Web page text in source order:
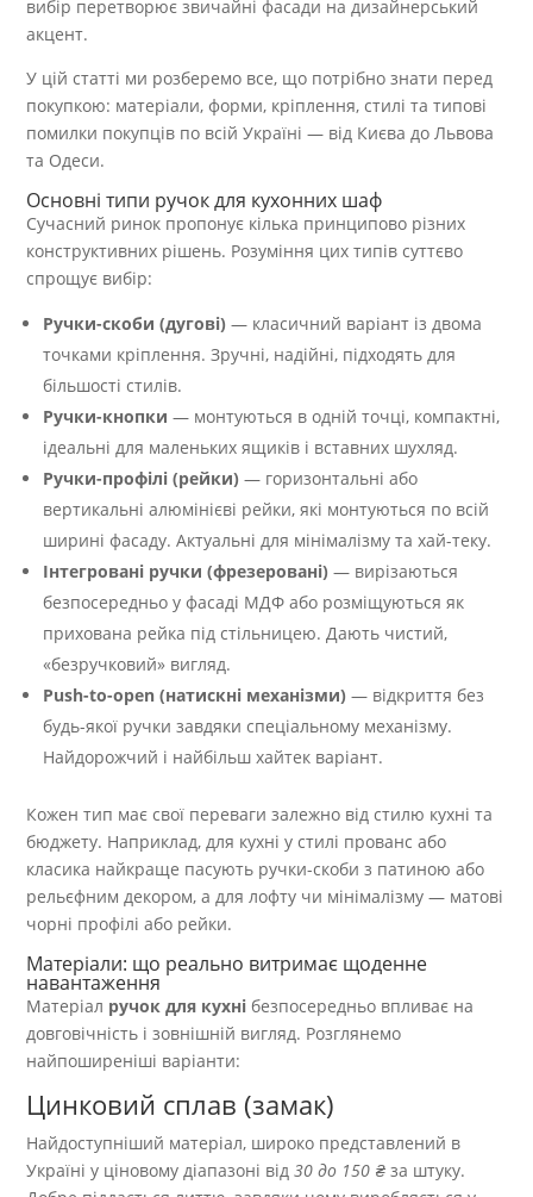
вибір перетворює звичайні фасади на дизайнерський
акцент.
У цій статті ми розберемо все, що потрібно знати перед
покупкою: матеріали, форми, кріплення, стилі та типові
помилки покупців по всій Україні — від Києва до Львова
та Одеси.
Основні типи ручок для кухонних шаф
Сучасний ринок пропонує кілька принципово різних
конструктивних рішень. Розуміння цих типів суттєво
спрощує вибір:
Ручки-скоби (дугові) — класичний варіант із двома
точками кріплення. Зручні, надійні, підходять для
більшості стилів.
Ручки-кнопки — монтуються в одній точці, компактні,
ідеальні для маленьких ящиків і вставних шухляд.
Ручки-профілі (рейки) — горизонтальні або
вертикальні алюмінієві рейки, які монтуються по всій
ширині фасаду. Актуальні для мінімалізму та хай-теку.
Інтегровані ручки (фрезеровані) — вирізаються
безпосередньо у фасаді МДФ або розміщуються як
прихована рейка під стільницею. Дають чистий,
«безручковий» вигляд.
Push-to-open (натискні механізми) — відкриття без
будь-якої ручки завдяки спеціальному механізму.
Найдорожчий і найбільш хайтек варіант.
Кожен тип має свої переваги залежно від стилю кухні та
бюджету. Наприклад, для кухні у стилі прованс або
класика найкраще пасують ручки-скоби з патиною або
рельєфним декором, а для лофту чи мінімалізму — матові
чорні профілі або рейки.
Матеріали: що реально витримає щоденне
навантаження
Матеріал ручок для кухні безпосередньо впливає на
довговічність і зовнішній вигляд. Розглянемо
найпоширеніші варіанти:
Цинковий сплав (замак)
Найдоступніший матеріал, широко представлений в
Україні у ціновому діапазоні від30 до 150 ₴ за штуку.